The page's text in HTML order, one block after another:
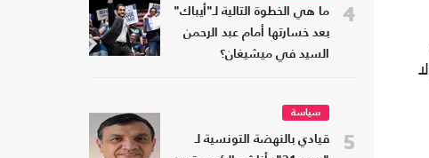
4
ما هي الخطوة التالية لـ"أيباك"
بعد خسارتها أمام عبد الرحمن
السيد في ميشيغان؟
5
سياسة
قيادي بالنهضة التونسية لـ